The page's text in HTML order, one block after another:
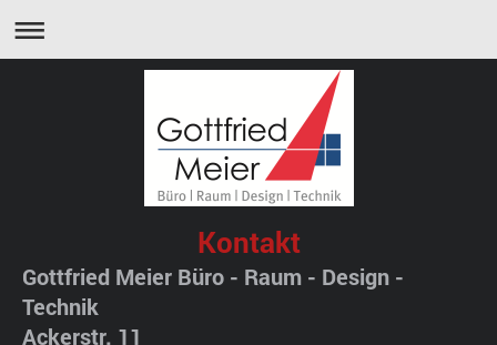
Kontakt
Gottfried Meier Büro - Raum - Design -
Technik
Ackerstr. 11